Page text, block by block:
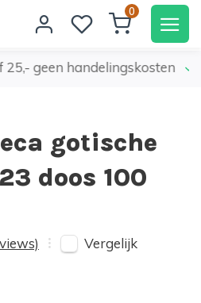
0
25,- geen handelingskosten
gotische
doos 100
Vergelijk